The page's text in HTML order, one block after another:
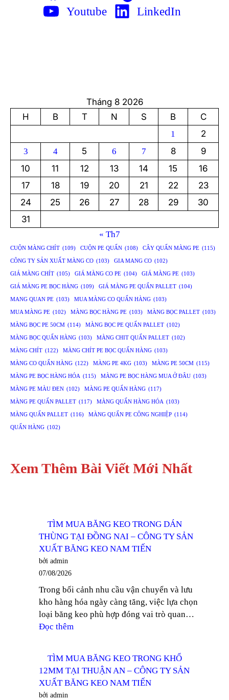
Youtube
LinkedIn
Tháng 8 2026
H
B T N S B C
1 2
3 4 5 6 7 8
9
10
11 12 13 14 15
16
17
18 19 20 21 22
23
24
25 26 27 28 29
30
31
« Th7
CUỘN MÀNG CHÍT (109) CUỘN PE QUẤN (108) CÂY QUẤN MÀNG PE (115)
CÔNG TY SẢN XUẤT MÀNG CO (103) GIA MANG CO (102)
GIÁ MÀNG CHÍT (105) GIÁ MÀNG CO PE (104) GIÁ MÀNG PE (103)
GIÁ MÀNG PE BỌC HÀNG (109) GIÁ MÀNG PE QUẤN PALLET (104)
MANG QUAN PE (103) MUA MÀNG CO QUẤN HÀNG (103)
MUA MÀNG PE (102) MÀNG BỌC HÀNG PE (103) MÀNG BỌC PALLET (103)
MÀNG BỌC PE 50CM (114) MÀNG BỌC PE QUẤN PALLET (102)
MÀNG BỌC QUẤN HÀNG (103) MÀNG CHIT QUẤN PALLET (102)
MÀNG CHÍT (122) MÀNG CHÍT PE BỌC QUẤN HÀNG (103)
MÀNG CO QUẤN HÀNG (122) MÀNG PE 4KG (103) MÀNG PE 50CM (115)
MÀNG PE BỌC HÀNG HÓA (115) MÀNG PE BỌC HÀNG MUA Ở ĐÂU (103)
MÀNG PE MÀU ĐEN (102) MÀNG PE QUẤN HÀNG (117)
MÀNG PE QUẤN PALLET (117) MÀNG QUẤN HÀNG HÓA (103)
MÀNG QUẤN PALLET (116) MÀNG QUẤN PE CÔNG NGHIỆP (114)
QUẤN HÀNG (102)
Xem Thêm Bài Viết Mới Nhất
TÌM MUA BĂNG KEO TRONG DÁN
THÙNG TẠI ĐỒNG NAI – CÔNG TY SẢN
XUẤT BĂNG KEO NAM TIẾN
bởi admin
07/08/2026
Trong bối cảnh nhu cầu vận chuyển và lưu
kho hàng hóa ngày càng tăng, việc lựa chọn
loại băng keo phù hợp đóng vai trò quan…
Đọc thêm
BĂNG
KEO
TRONG
TÌM MUA BĂNG KEO TRONG KHỔ
12MM TẠI THUẬN AN – CÔNG TY SẢN
XUẤT BĂNG KEO NAM TIẾN
bởi admin